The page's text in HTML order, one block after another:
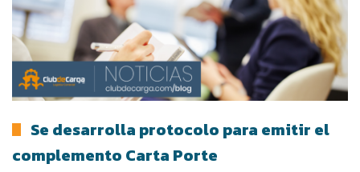
Se desarrolla protocolo para emitir el
complemento Carta Porte